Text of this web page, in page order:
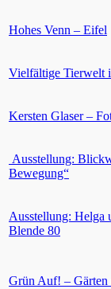
Hohes Venn – Eifel
Vielfältige Tierwelt
Kersten Glaser –
Ausstellung:
Bewegung“
Ausstellung: Helga
Blende 80
Grün Auf! – Gärten